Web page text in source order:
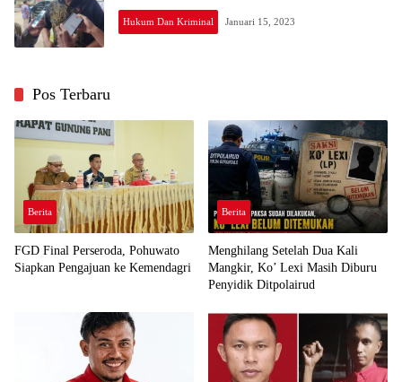
Hukum Dan Kriminal Januari 15, 2023
Pos Terbaru
Berita
FGD Final Perseroda, Pohuwato
Siapkan Pengajuan ke Kemendagri
Berita
Menghilang Setelah Dua Kali
Mangkir, Ko’ Lexi Masih Diburu
Penyidik Ditpolairud